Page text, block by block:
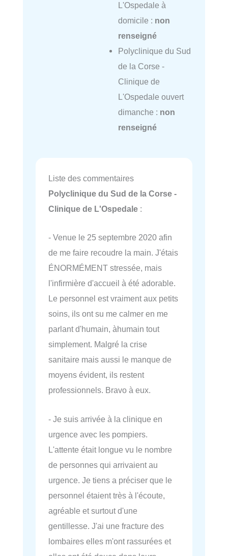
L'Ospedale à
domicile : non
renseigné
Polyclinique du Sud
de la Corse -
Clinique de
L'Ospedale ouvert
dimanche : non
renseigné
Liste des commentaires
Polyclinique du Sud de la Corse -
Clinique de L'Ospedale :
- Venue le 25 septembre 2020 afin
de me faire recoudre la main. J'étais
ÉNORMÉMENT stressée, mais
l'infirmière d'accueil à été adorable.
Le personnel est vraiment aux petits
soins, ils ont su me calmer en me
parlant d'humain, àhumain tout
simplement. Malgré la crise
sanitaire mais aussi le manque de
moyens évident, ils restent
professionnels. Bravo à eux.
- Je suis arrivée à la clinique en
urgence avec les pompiers.
L'attente était longue vu le nombre
de personnes qui arrivaient au
urgence. Je tiens a préciser que le
personnel étaient très à l'écoute,
agréable et surtout d'une
gentillesse. J'ai une fracture des
lombaires elles m'ont rassurées et